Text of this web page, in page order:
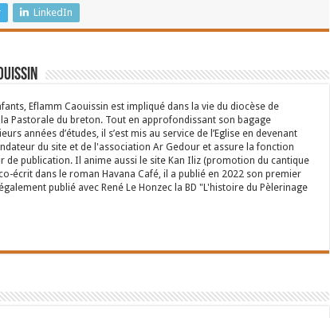
LinkedIn
Eflamm Caouissin est impliqué dans la vie du diocèse de
Pastorale du breton. Tout en approfondissant son bagage
années d’études, il s’est mis au service de l’Eglise en devenant
du site et de l'association Ar Gedour et assure la fonction
de publication. Il anime aussi le site Kan Iliz (promotion du cantique
écrit dans le roman Havana Café, il a publié en 2022 son premier
publié avec René Le Honzec la BD "L'histoire du Pèlerinage